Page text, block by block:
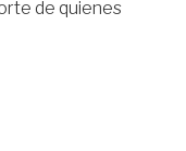
de quienes